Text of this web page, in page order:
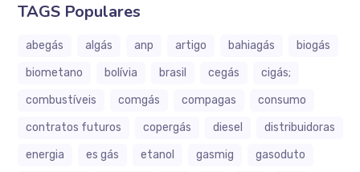
TAGS Populares
abegás algás anp artigo bahiagás
biogás
biometano
bolívia brasil cegás
cigás;
combustíveis
comgás compagas
consumo
contratos futuros
copergás diesel
distribuidoras
energia
es gás etanol gasmig
gasoduto